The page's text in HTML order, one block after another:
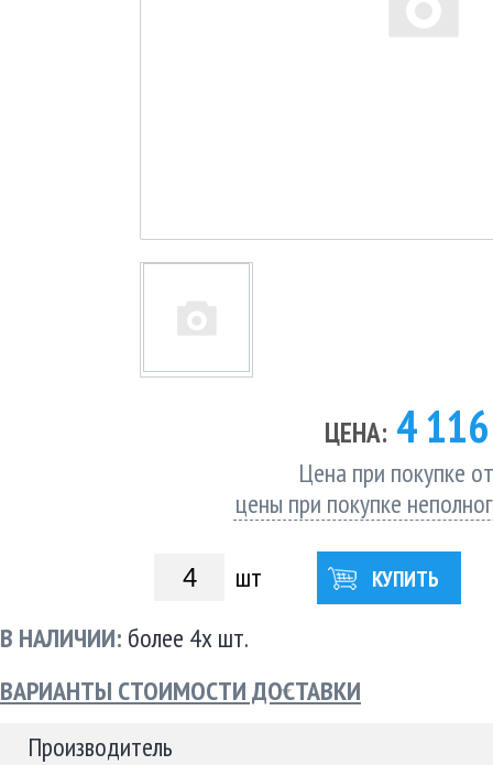
ЦЕНА: 4
Цена при покупке
цены при покупке
шт КУПИТЬ
В НАЛИЧИИ: более 4х шт.
ВАРИАНТЫ СТОИМОСТИ ДОСТАВКИ
Производитель